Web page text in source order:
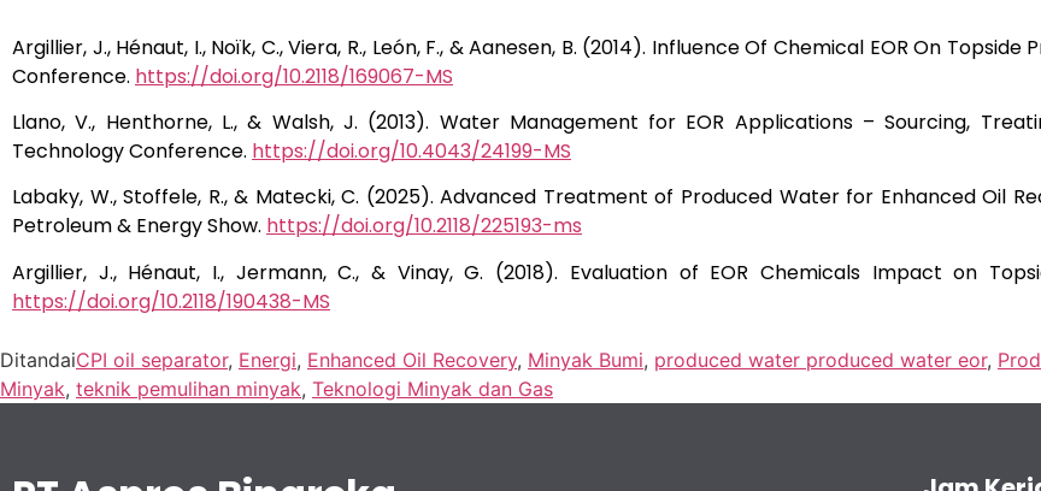
Argillier, J., Hénaut, I., Noïk, C., Viera, R., León, F., & Aanesen, B. (2014). Influence Of Chemical EOR On
Conference. https://doi.org/10.2118/169067-MS
Llano, V., Henthorne, L., & Walsh, J. (2013). Water Management for EOR Applications – Sourcing,
Technology Conference. https://doi.org/10.4043/24199-MS
Labaky, W., Stoffele, R., & Matecki, C. (2025). Advanced Treatment of Produced Water for Enhanced Oil
Petroleum & Energy Show. https://doi.org/10.2118/225193-ms
Argillier, J., Hénaut, I., Jermann, C., & Vinay, G. (2018). Evaluation of EOR Chemicals Impact on
https://doi.org/10.2118/190438-MS
DitandaiCPI oil separator, Energi, Enhanced Oil Recovery, Minyak Bumi, produced water produced water eor,
Minyak, teknik pemulihan minyak, Teknologi Minyak dan Gas